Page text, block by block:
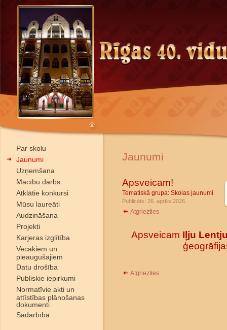
Par skolu
Jaunumi
Uzņemšana
Mācību darbs
Atklātie konkursi
Mūsu laureāti
Audzināšana
Projekti
Karjeras izglītība
Vecākiem un
pieaugušajiem
Datu drošība
Publiskie iepirkumi
Normatīvie akti un
attīstības plānošanas
dokumenti
Sadarbība
Jaunumi
Apsveicam!
Tematiskā grupa: Skolas jaunumi
Publicēts: 26. aprīlis 2026
Atgriezties
Apsveicam Iļju
Atgriezties